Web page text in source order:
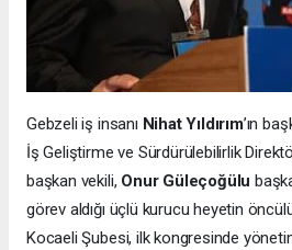
Gebzeli iş insanı Nihat Yıldırım’ın
İş Geliştirme ve Sürdürülebilirlik
başkan vekili, Onur Güleçoğülu
görev aldığı üçlü kurucu heyetin
Kocaeli Şubesi, ilk kongresinde